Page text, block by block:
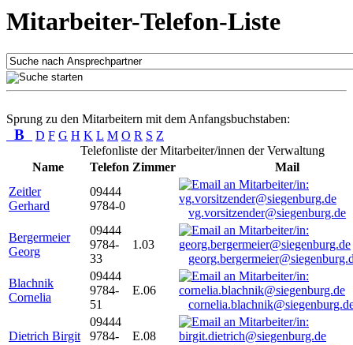
Mitarbeiter-Telefon-Liste
Sprung zu den Mitarbeitern mit dem Anfangsbuchstaben:
B D F G H K L M O R S Z
Telefonliste der Mitarbeiter/innen der Verwaltung
Name
Telefon Zimmer
Mail
Zeitler
Gerhard
09444
9784-0
vg.vorsitzender@siegenburg.de
Bergermeier
Georg
09444
9784-
33
1.03
Blachnik
Cornelia
09444
9784-
51
E.06
Dietrich Birgit
09444
9784-
E.08